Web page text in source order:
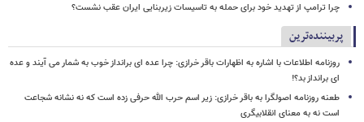
چرا ترامپ از تهدید خود برای حمله به تاسیسات زیربنایی ایران عقب نشست؟
پربیننده‌ترین
روزنامه اطلاعات با اشاره به اظهارات باقر خرازی: چرا عده ای برانداز خوب به شمار می آیند و عده
ای برانداز بد؟!
طعنه روزنامه اصولگرا به باقر خرازی: زیر اسم حرب الله حرفی زده است که نه نشانه شجاعت
است نه به معنای انقلابیگری